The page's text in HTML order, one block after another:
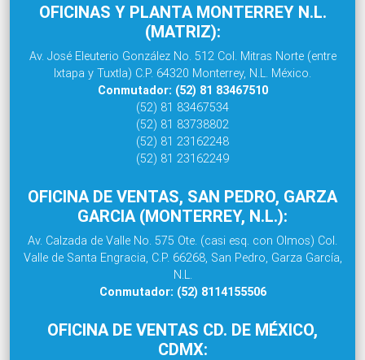
OFICINAS Y PLANTA MONTERREY N.L.
(MATRIZ):
Av. José Eleuterio González No. 512 Col. Mitras Norte (entre
Ixtapa y Tuxtla) C.P. 64320 Monterrey, N.L. México.
Conmutador: (52) 81 83467510
(52) 81 83467534
(52) 81 83738802
(52) 81 23162248
(52) 81 23162249
OFICINA DE VENTAS, SAN PEDRO, GARZA
GARCIA (MONTERREY, N.L.):
Av. Calzada de Valle No. 575 Ote. (casi esq. con Olmos) Col.
Valle de Santa Engracia, C.P. 66268, San Pedro, Garza García,
N.L.
Conmutador: (52) 8114155506
OFICINA DE VENTAS CD. DE MÉXICO,
CDMX: